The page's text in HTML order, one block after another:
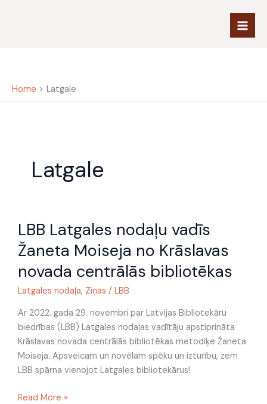
Home Latgale
Latgale
LBB Latgales nodaļu vadīs
Žaneta Moiseja no Krāslavas
novada centrālās bibliotēkas
Latgales nodaļa, Ziņas / LBB
Ar 2022. gada 29. novembri par Latvijas Bibliotekāru
biedrības (LBB) Latgales nodaļas vadītāju apstiprināta
Krāslavas novada centrālās bibliotēkas metodiķe Žaneta
Moiseja. Apsveicam un novēlam spēku un izturību, zem
LBB spārna vienojot Latgales bibliotekārus!
Latgales
nodaļu
vadīs
Žaneta
Krāslavas
novada
centrālās
bibliotēkas
Read More »